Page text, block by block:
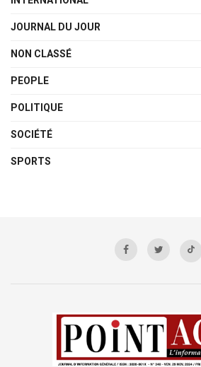
JOURNAL DU JOUR
NON CLASSÉ
PEOPLE
POLITIQUE
SOCIÉTÉ
SPORTS